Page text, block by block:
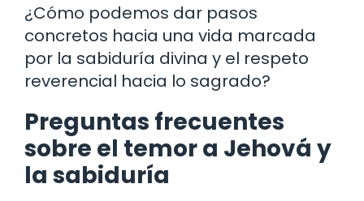
¿Cómo podemos dar pasos
concretos hacia una vida marcada
por la sabiduría divina y el respeto
reverencial hacia lo sagrado?
Preguntas frecuentes
sobre el temor a Jehová y
la sabiduría